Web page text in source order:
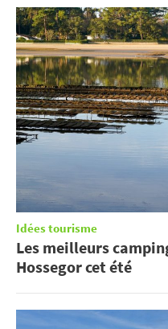
Idées tourisme
Les meilleurs
Hossegor cet été